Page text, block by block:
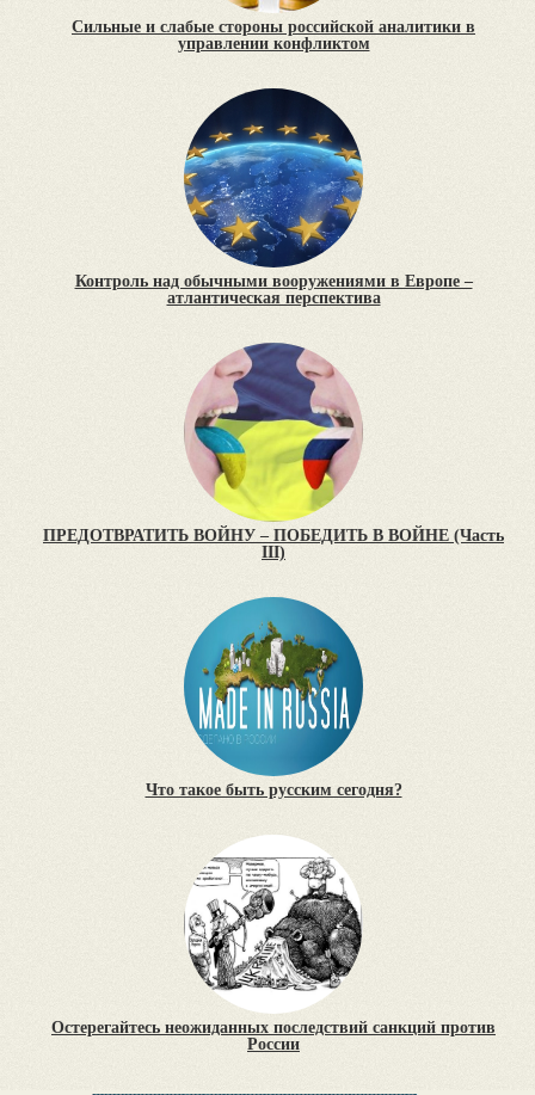
Сильные и слабые стороны российской аналитики в
управлении конфликтом
Контроль над обычными вооружениями в Европе –
атлантическая перспектива
ПРЕДОТВРАТИТЬ ВОЙНУ – ПОБЕДИТЬ В ВОЙНЕ (Часть
III)
Что такое быть русским сегодня?
Остерегайтесь неожиданных последствий санкций против
России